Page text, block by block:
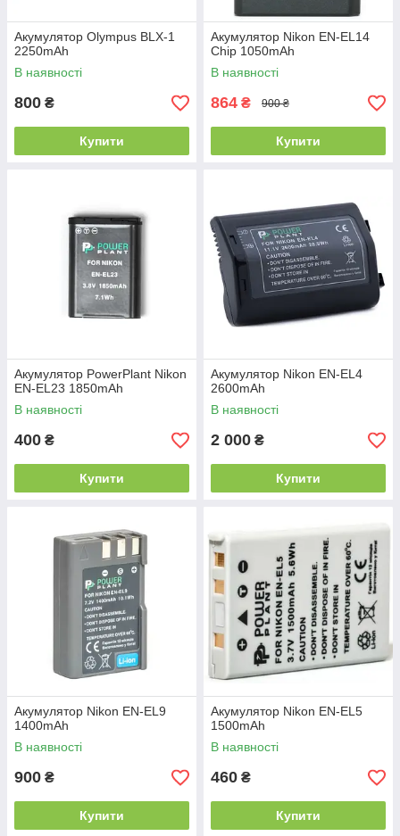
Акумулятор Olympus BLX-1
2250mAh
В наявності
800 ₴
Купити
Акумулятор Nikon EN-EL14
Chip 1050mAh
В наявності
864 ₴ 900 ₴
Купити
Акумулятор PowerPlant Nikon
EN-EL23 1850mAh
В наявності
400 ₴
Купити
Акумулятор Nikon EN-EL4
2600mAh
В наявності
2 000 ₴
Купити
Акумулятор Nikon EN-EL9
1400mAh
В наявності
900 ₴
Купити
Акумулятор Nikon EN-EL5
1500mAh
В наявності
460 ₴
Купити